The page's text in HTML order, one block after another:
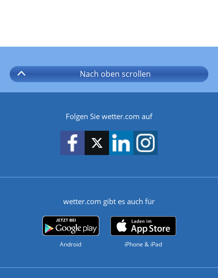
Nach oben scrollen
Folgen Sie wetter.com auf
wetter.com gibt es auch für
Android iPhone & iPad